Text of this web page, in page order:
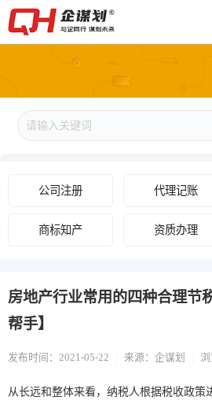
公司注册 代理记账
商标知产 资质办理
房地产行业常用的四种合理节
帮手】
发布时间：2021-05-22 来源：企谋划
从长远和整体来看，纳税人根据税收政策